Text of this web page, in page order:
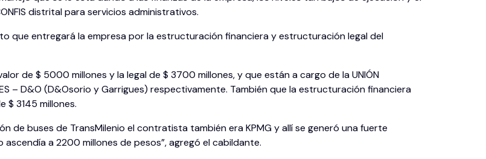
distrital para servicios administrativos.
que entregará la empresa por la estructuración financiera y estructuración legal del
de $ 5000 millones y la legal de $ 3700 millones, y que están a cargo de la UNIÓN
– D&O (D&Osorio y Garrigues) respectivamente. También que la estructuración financiera
$ 3145 millones.
de buses de TransMilenio el contratista también era KPMG y allí se generó una fuerte
a 2200 millones de pesos”, agregó el cabildante.